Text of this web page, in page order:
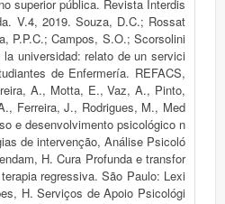
superior pública. Revista Interdis
V.4, 2019. Souza, D.C.; Rossat
P.P.C.; Campos, S.O.; Scorsolini
universidad: relato de un servici
de Enfermería. REFACS,
A., Motta, E., Vaz, A., Pinto,
Ferreira, J., Rodrigues, M., Med
e desenvolvimento psicológico n
de intervenção, Análise Psicoló
H. Cura Profunda e transfor
regressiva. São Paulo: Lexi
H. Serviços de Apoio Psicológi